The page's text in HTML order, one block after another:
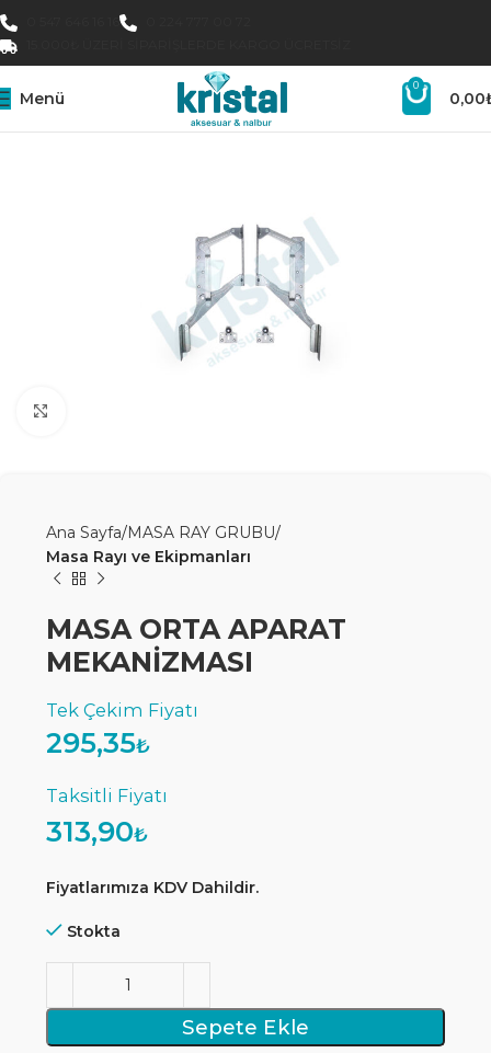
Menü
0
0,00
Ana Sayfa MASA RAY GRUBU
Masa Rayı ve Ekipmanları
MASA ORTA APARAT
MEKANİZMASI
295,35₺
313,90₺
Fiyatlarımıza KDV Dahildir.
Stokta
Sepete Ekle